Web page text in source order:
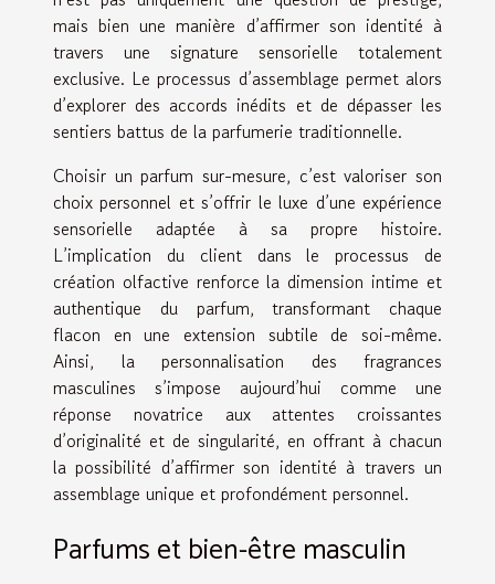
mais bien une manière d’affirmer son identité à
travers une signature sensorielle totalement
exclusive. Le processus d’assemblage permet alors
d’explorer des accords inédits et de dépasser les
sentiers battus de la parfumerie traditionnelle.
Choisir un parfum sur-mesure, c’est valoriser son
choix personnel et s’offrir le luxe d’une expérience
sensorielle adaptée à sa propre histoire.
L’implication du client dans le processus de
création olfactive renforce la dimension intime et
authentique du parfum, transformant chaque
flacon en une extension subtile de soi-même.
Ainsi, la personnalisation des fragrances
masculines s’impose aujourd’hui comme une
réponse novatrice aux attentes croissantes
d’originalité et de singularité, en offrant à chacun
la possibilité d’affirmer son identité à travers un
assemblage unique et profondément personnel.
Parfums et bien-être masculin